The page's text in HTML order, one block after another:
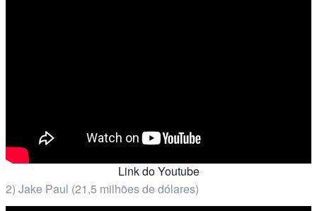
Link do Youtube
2) Jake Paul (21,5 milhões de dólares)